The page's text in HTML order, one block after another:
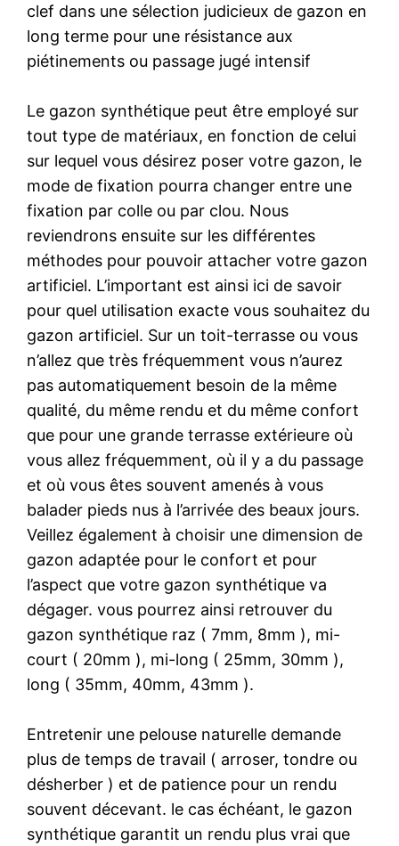
clef dans une sélection judicieux de gazon en
long terme pour une résistance aux
piétinements ou passage jugé intensif
Le gazon synthétique peut être employé sur
tout type de matériaux, en fonction de celui
sur lequel vous désirez poser votre gazon, le
mode de fixation pourra changer entre une
fixation par colle ou par clou. Nous
reviendrons ensuite sur les différentes
méthodes pour pouvoir attacher votre gazon
artificiel. L’important est ainsi ici de savoir
pour quel utilisation exacte vous souhaitez du
gazon artificiel. Sur un toit-terrasse ou vous
n’allez que très fréquemment vous n’aurez
pas automatiquement besoin de la même
qualité, du même rendu et du même confort
que pour une grande terrasse extérieure où
vous allez fréquemment, où il y a du passage
et où vous êtes souvent amenés à vous
balader pieds nus à l’arrivée des beaux jours.
Veillez également à choisir une dimension de
gazon adaptée pour le confort et pour
l’aspect que votre gazon synthétique va
dégager. vous pourrez ainsi retrouver du
gazon synthétique raz ( 7mm, 8mm ), mi-
court ( 20mm ), mi-long ( 25mm, 30mm ),
long ( 35mm, 40mm, 43mm ).
Entretenir une pelouse naturelle demande
plus de temps de travail ( arroser, tondre ou
désherber ) et de patience pour un rendu
souvent décevant. le cas échéant, le gazon
synthétique garantit un rendu plus vrai que